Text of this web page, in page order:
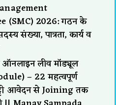
(SMC) 2026: गठन के
संख्या, पात्रता, कार्य व
ऑनलाइन लीव मॉड्यूल
– 22 महत्वपूर्ण
आवेदन से Joining तक